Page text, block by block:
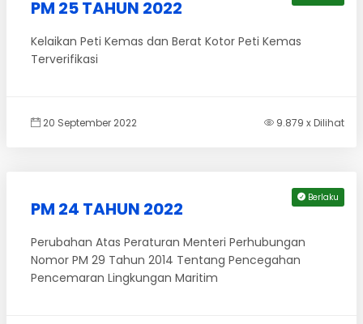
PM 25 TAHUN 2022
Kelaikan Peti Kemas dan Berat Kotor Peti Kemas
Terverifikasi
20 September 2022 9.879 x Dilihat
Berlaku
PM 24 TAHUN 2022
Perubahan Atas Peraturan Menteri Perhubungan
Nomor PM 29 Tahun 2014 Tentang Pencegahan
Pencemaran Lingkungan Maritim